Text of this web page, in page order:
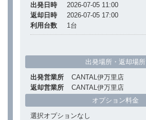
出発日時
2026-07-05 11:00
返却日時
2026-07-05 17:00
利用台数
1 台
出発場所・返却場所
出発営業所
CANTAL伊万里店
返却営業所
CANTAL伊万里店
オプション料金
選択オプションなし